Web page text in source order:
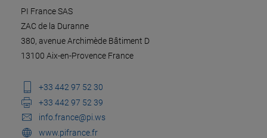
PI France SAS
ZAC de la Duranne
380, avenue Archimède Bâtiment D
13100 Aix-en-Provence France
+33 442 97 52 30
+33 442 97 52 39
info.france@pi.ws
www.pifrance.fr